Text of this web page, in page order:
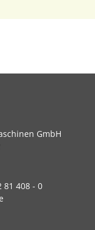
GmbH
81 408 - 0